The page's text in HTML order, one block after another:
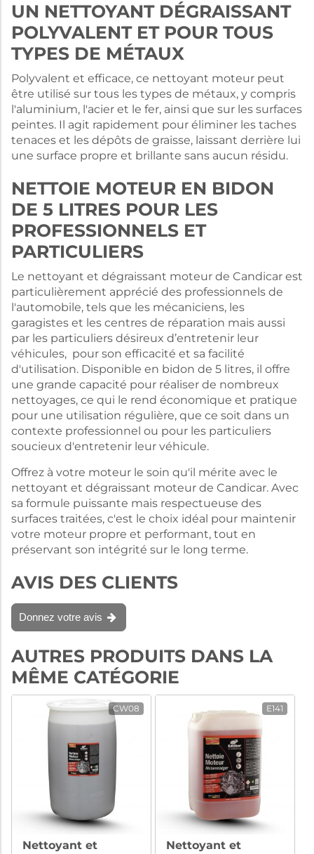
UN NETTOYANT DÉGRAISSANT
POLYVALENT ET POUR TOUS
TYPES DE MÉTAUX
Polyvalent et efficace, ce nettoyant moteur peut
être utilisé sur tous les types de métaux, y compris
l'aluminium, l'acier et le fer, ainsi que sur les surfaces
peintes. Il agit rapidement pour éliminer les taches
tenaces et les dépôts de graisse, laissant derrière lui
une surface propre et brillante sans aucun résidu.
NETTOIE MOTEUR EN BIDON
DE 5 LITRES POUR LES
PROFESSIONNELS ET
PARTICULIERS
Le nettoyant et dégraissant moteur de Candicar est
particulièrement apprécié des professionnels de
l'automobile, tels que les mécaniciens, les
garagistes et les centres de réparation mais aussi
par les particuliers désireux d’entretenir leur
véhicules, pour son efficacité et sa facilité
d'utilisation. Disponible en bidon de 5 litres, il offre
une grande capacité pour réaliser de nombreux
nettoyages, ce qui le rend économique et pratique
pour une utilisation régulière, que ce soit dans un
contexte professionnel ou pour les particuliers
soucieux d'entretenir leur véhicule.
Offrez à votre moteur le soin qu'il mérite avec le
nettoyant et dégraissant moteur de Candicar. Avec
sa formule puissante mais respectueuse des
surfaces traitées, c'est le choix idéal pour maintenir
votre moteur propre et performant, tout en
préservant son intégrité sur le long terme.
AVIS DES CLIENTS
Donnez votre avis
AUTRES PRODUITS DANS LA
MÊME CATÉGORIE
CW08
Nettoyant et
E141
Nettoyant et